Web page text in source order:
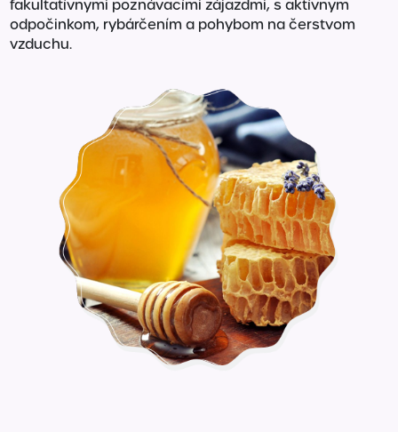
fakultatívnymi poznávacími zájazdmi, s aktívnym
odpočinkom, rybárčením a pohybom na čerstvom
vzduchu.